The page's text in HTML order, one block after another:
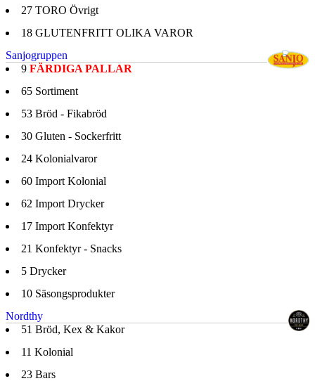
27 TORO Övrigt
18 GLUTENFRITT OLIKA VAROR
Sanjogruppen
9 FÄRDIGA PALLAR
65 Sortiment
53 Bröd - Fikabröd
30 Gluten - Sockerfritt
24 Kolonialvaror
60 Import Kolonial
62 Import Drycker
17 Import Konfektyr
21 Konfektyr - Snacks
5 Drycker
10 Säsongsprodukter
Nordthy
51 Bröd, Kex & Kakor
11 Kolonial
23 Bars